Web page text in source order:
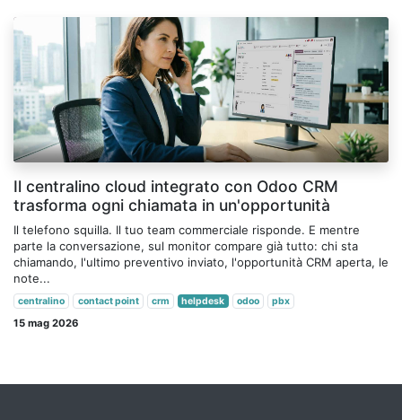
Il centralino cloud integrato con Odoo CRM
trasforma ogni chiamata in un'opportunità
Il telefono squilla. Il tuo team commerciale risponde. E mentre
parte la conversazione, sul monitor compare già tutto: chi sta
chiamando, l'ultimo preventivo inviato, l'opportunità CRM aperta, le
note...
centralino contact point crm helpdesk odoo pbx
15 mag 2026